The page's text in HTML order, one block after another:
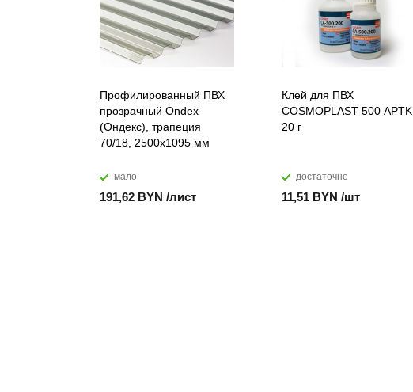
Профилированный ПВХ
прозрачный Ondex
(Ондекс), трапеция
70/18, 2500х1095 мм
мало
191,62 BYN /лист
Клей для ПВХ
COSMOPLAST 500 APTK,
20 г
достаточно
11,51 BYN /шт